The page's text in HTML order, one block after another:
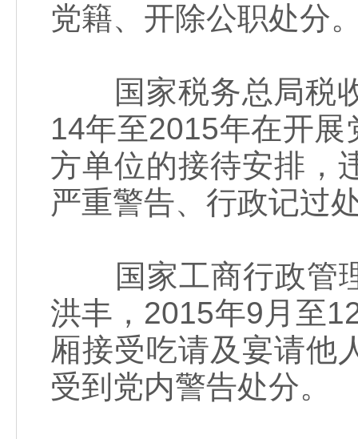
党籍、开除公职处分
国家税务总局税收
14年至2015年在开
方单位的接待安排，
严重警告、行政记过
国家工商行政管理
洪丰，2015年9月至
厢接受吃请及宴请他
受到党内警告处分。